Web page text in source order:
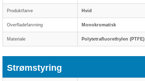
Produktfarve Hvid
Overfladefarvning Monokromatisk
Materiale Polytetrafluorethylen (PTFE)
Strømstyring